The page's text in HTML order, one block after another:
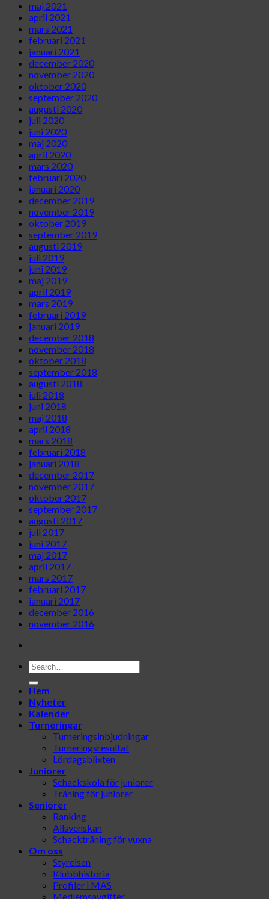
maj 2021
april 2021
mars 2021
februari 2021
januari 2021
december 2020
november 2020
oktober 2020
september 2020
augusti 2020
juli 2020
juni 2020
maj 2020
april 2020
mars 2020
februari 2020
januari 2020
december 2019
november 2019
oktober 2019
september 2019
augusti 2019
juli 2019
juni 2019
maj 2019
april 2019
mars 2019
februari 2019
januari 2019
december 2018
november 2018
oktober 2018
september 2018
augusti 2018
juli 2018
juni 2018
maj 2018
april 2018
mars 2018
februari 2018
januari 2018
december 2017
november 2017
oktober 2017
september 2017
augusti 2017
juli 2017
juni 2017
maj 2017
april 2017
mars 2017
februari 2017
januari 2017
december 2016
november 2016
Hem
Nyheter
Kalender
Turneringar
Turneringsinbjudningar
Turneringsresultat
Lördagsblixten
Juniorer
Schackskola för juniorer
Träning för juniorer
Seniorer
Ranking
Allsvenskan
Schackträning för vuxna
Om oss
Styrelsen
Klubbhistoria
Profiler i MAS
Medlemsavgifter